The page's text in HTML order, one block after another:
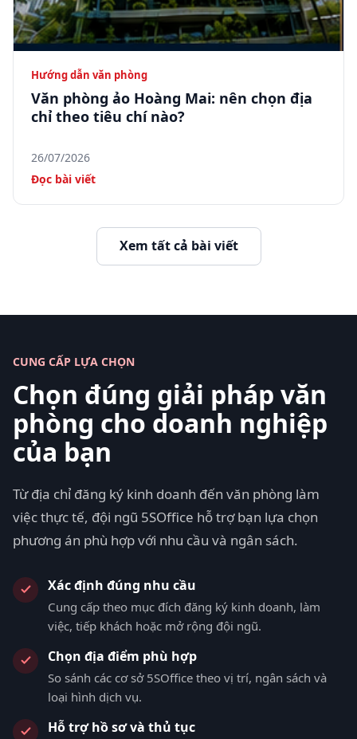
Hướng dẫn văn phòng
Văn phòng ảo Hoàng Mai: nên chọn địa
chỉ theo tiêu chí nào?
26/07/2026
Đọc bài viết
Xem tất cả bài viết
CUNG CẤP LỰA CHỌN
Chọn đúng giải pháp văn
phòng cho doanh nghiệp
của bạn
Từ địa chỉ đăng ký kinh doanh đến văn phòng làm
việc thực tế, đội ngũ 5SOffice hỗ trợ bạn lựa chọn
phương án phù hợp với nhu cầu và ngân sách.
Xác định đúng nhu cầu
Cung cấp theo mục đích đăng ký kinh doanh, làm
việc, tiếp khách hoặc mở rộng đội ngũ.
Chọn địa điểm phù hợp
So sánh các cơ sở 5SOffice theo vị trí, ngân sách và
loại hình dịch vụ.
Hỗ trợ hồ sơ và thủ tục